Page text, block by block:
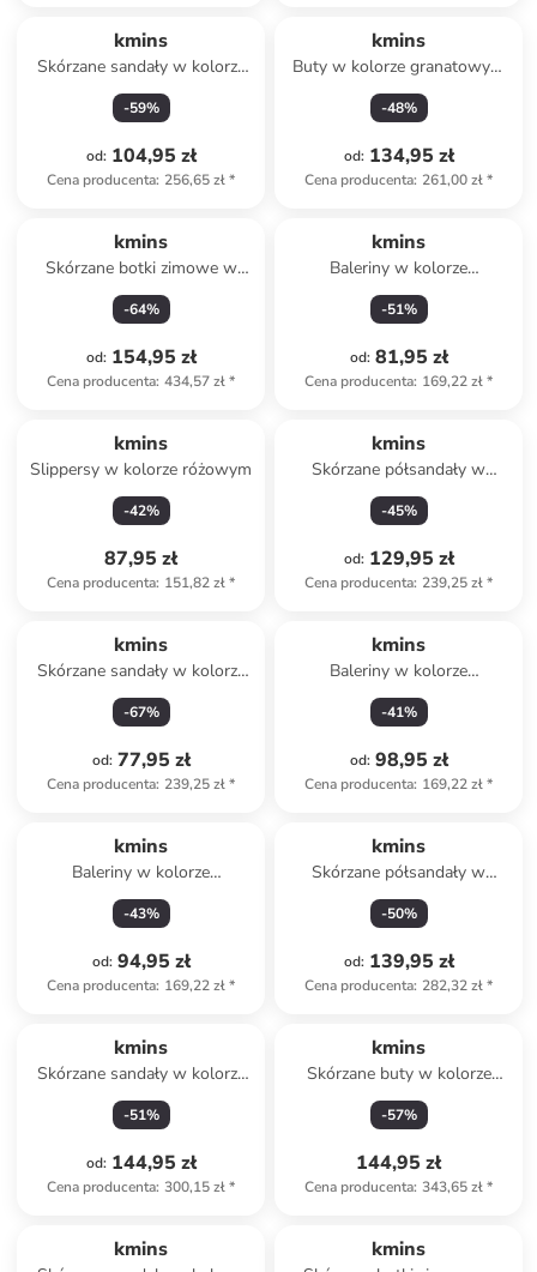
kmins
Skórzane sandały w kolorze
brązowym
-59%
od: 104,95 zł
Cena producenta: 256,65 zł*
kmins
Buty w kolorze granatowym
do chodzenia na boso
-48%
od: 134,95 zł
Cena producenta: 261,00 zł*
kmins
Skórzane botki zimowe w
kolorze jasnobrązowym
-64%
od: 154,95 zł
Cena producenta: 434,57 zł*
kmins
Baleriny w kolorze
granatowym z paskiem
-51%
od: 81,95 zł
Cena producenta: 169,22 zł*
kmins
Slippersy w kolorze różowym
-42%
87,95 zł
Cena producenta: 151,82 zł*
kmins
Skórzane półsandały w
kolorze żółtym do chodzenia
na boso
-45%
od: 129,95 zł
Cena producenta: 239,25 zł*
kmins
Skórzane sandały w kolorze
granatowym
-67%
od: 77,95 zł
Cena producenta: 239,25 zł*
kmins
Baleriny w kolorze
jasnoróżowym z paskiem
-41%
od: 98,95 zł
Cena producenta: 169,22 zł*
kmins
Baleriny w kolorze
granatowym z paskiem
-43%
od: 94,95 zł
Cena producenta: 169,22 zł*
kmins
Skórzane półsandały w
kolorze szarym
-50%
od: 139,95 zł
Cena producenta: 282,32 zł*
kmins
Skórzane sandały w kolorze
fioletowym
-51%
od: 144,95 zł
Cena producenta: 300,15 zł*
kmins
Skórzane buty w kolorze
miętowym do chodzenia na
boso
-57%
144,95 zł
Cena producenta: 343,65 zł*
kmins kmins